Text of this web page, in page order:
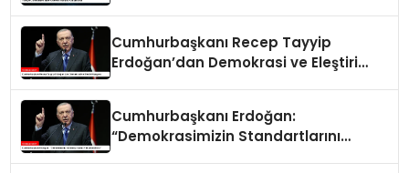
Cumhurbaşkanı Recep Tayyip
Erdoğan’dan Demokrasi ve Eleştiri
Cumhurbaşkanı Erdoğan:
“Demokrasimizin Standartlarını